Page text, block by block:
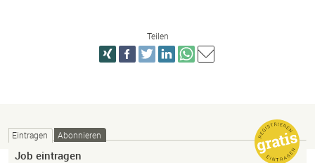
Teilen
Eintragen Abonnieren
Job eintragen